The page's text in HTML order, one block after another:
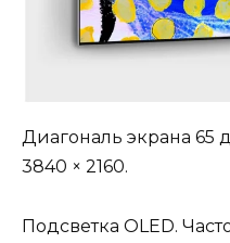
Диагональ экрана 65
3840 × 2160.
Подсветка OLED.